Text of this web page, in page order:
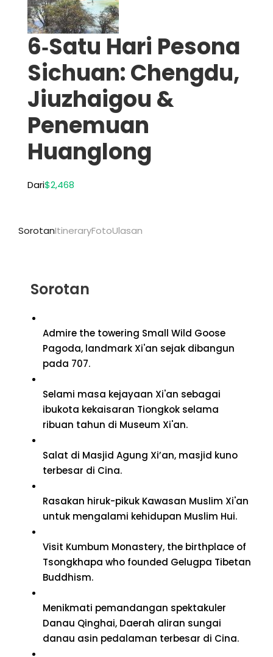
6‑Satu Hari Pesona
Sichuan: Chengdu,
Jiuzhaigou &
Penemuan
Huanglong
Dari$2,468
SorotanItineraryFotoUlasan
Sorotan
Admire the towering Small Wild Goose
Pagoda, landmark Xi'an sejak dibangun
pada 707.
Selami masa kejayaan Xi'an sebagai
ibukota kekaisaran Tiongkok selama
ribuan tahun di Museum Xi'an.
Salat di Masjid Agung Xi’an, masjid kuno
terbesar di Cina.
Rasakan hiruk-pikuk Kawasan Muslim Xi'an
untuk mengalami kehidupan Muslim Hui.
Visit Kumbum Monastery, the birthplace of
Tsongkhapa who founded Gelugpa Tibetan
Buddhism.
Menikmati pemandangan spektakuler
Danau Qinghai, Daerah aliran sungai
danau asin pedalaman terbesar di Cina.